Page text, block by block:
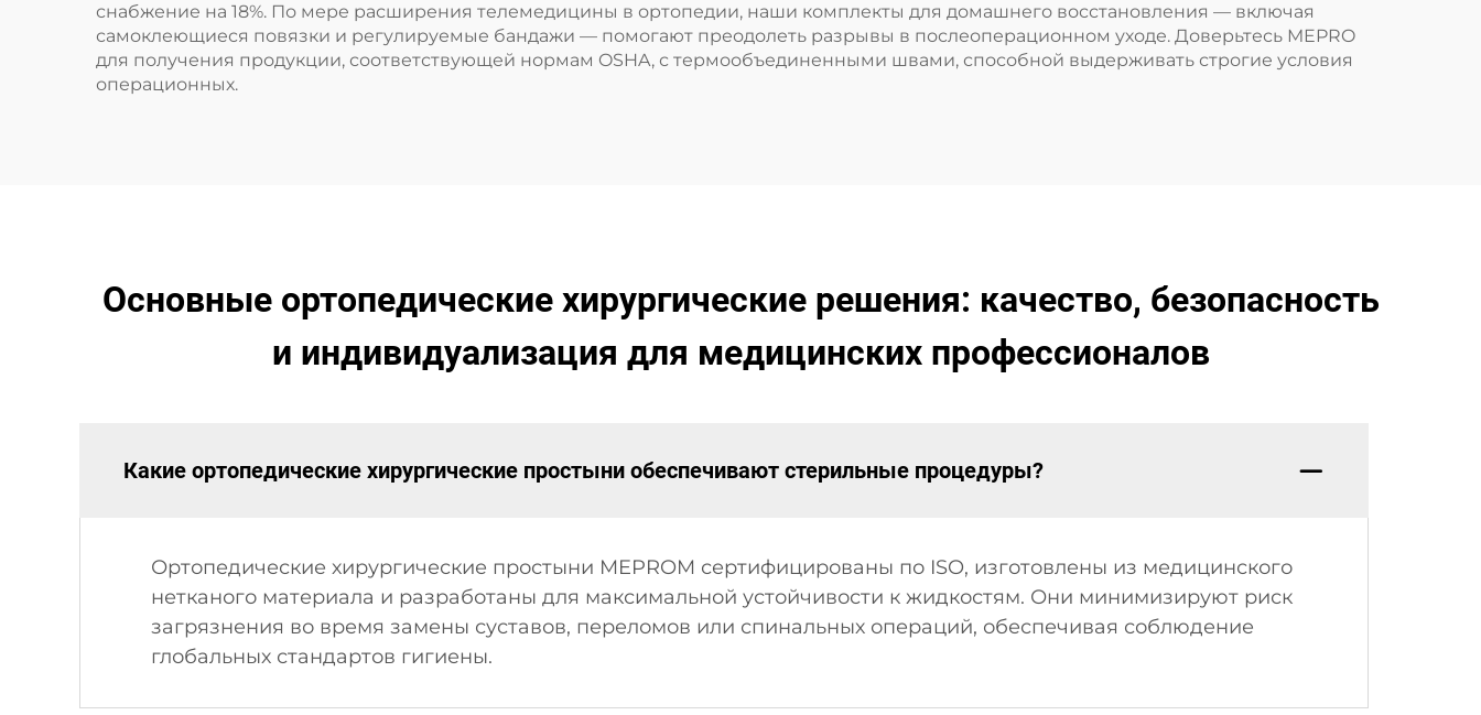
снабжение на 18%. По мере расширения телемедицины в ортопедии, наши комплекты для домашнего восстановления — включая
самоклеющиеся повязки и регулируемые бандажи — помогают преодолеть разрывы в послеоперационном уходе. Доверьтесь MEPRO
для получения продукции, соответствующей нормам OSHA, с термообъединенными швами, способной выдерживать строгие условия
операционных.
Основные ортопедические хирургические решения: качество, безопасность
и индивидуализация для медицинских профессионалов
Какие ортопедические хирургические простыни обеспечивают стерильные процедуры?
Ортопедические хирургические простыни MEPROM сертифицированы по ISO, изготовлены из медицинского
нетканого материала и разработаны для максимальной устойчивости к жидкостям. Они минимизируют риск
загрязнения во время замены суставов, переломов или спинальных операций, обеспечивая соблюдение
глобальных стандартов гигиены.